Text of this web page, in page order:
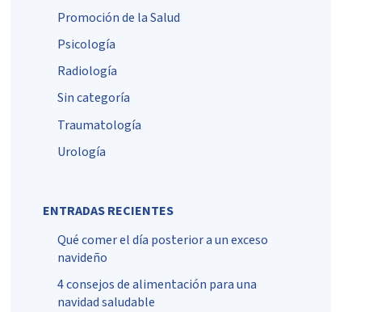
Promoción de la Salud
Psicología
Radiología
Sin categoría
Traumatología
Urología
ENTRADAS RECIENTES
Qué comer el día posterior a un exceso
navideño
4 consejos de alimentación para una
navidad saludable